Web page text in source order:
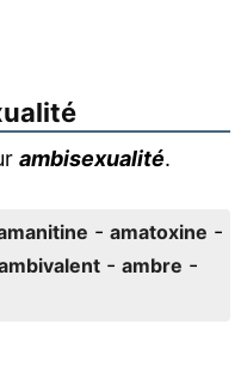
ambisexualité.
- amatoxine -
- ambre -